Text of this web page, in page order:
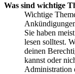
Was sind wichtige
Wichtige
Sie haben
lesen solltest.
deinen
kannst oder
Administration